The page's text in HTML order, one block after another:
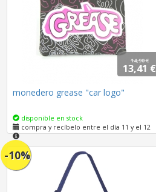
14,90 €
13,41 €
monedero grease "car logo"
disponible en stock
compra y recíbelo entre el día 11 y el 12
-10%